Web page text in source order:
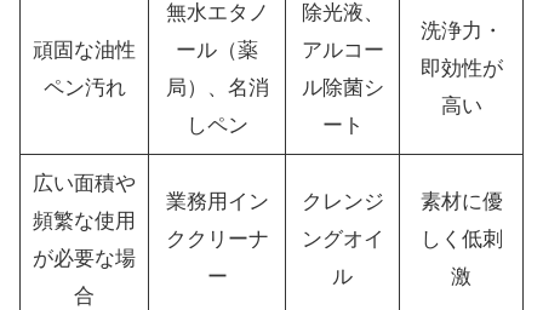
頑固な油性
ペン汚れ
無水エタノ
ール（薬
局）、名消
しペン
除光液、
アルコー
ル除菌シ
ート
洗浄力・
即効性が
高い
広い面積や
頻繁な使用
が必要な場
合
業務用イン
ククリーナ
ー
クレンジ
ングオイ
ル
素材に優
しく低刺
激